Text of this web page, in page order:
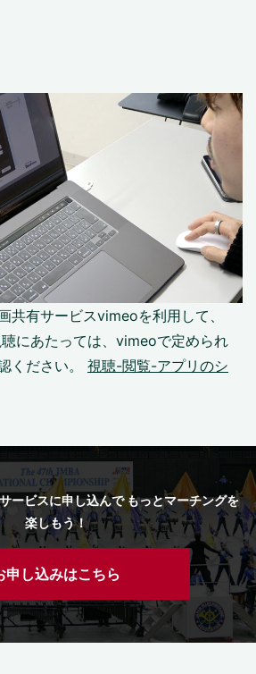
共有サービスvimeoを利用して、
にあたっては、vimeoで定められ
ください。 視聴-閲覧-アプリのシ
ービスに申し込んで もっとマーチングを
楽しもう！
申し込みはこちら